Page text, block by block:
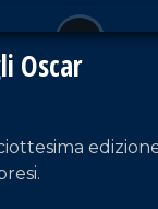
Oscar